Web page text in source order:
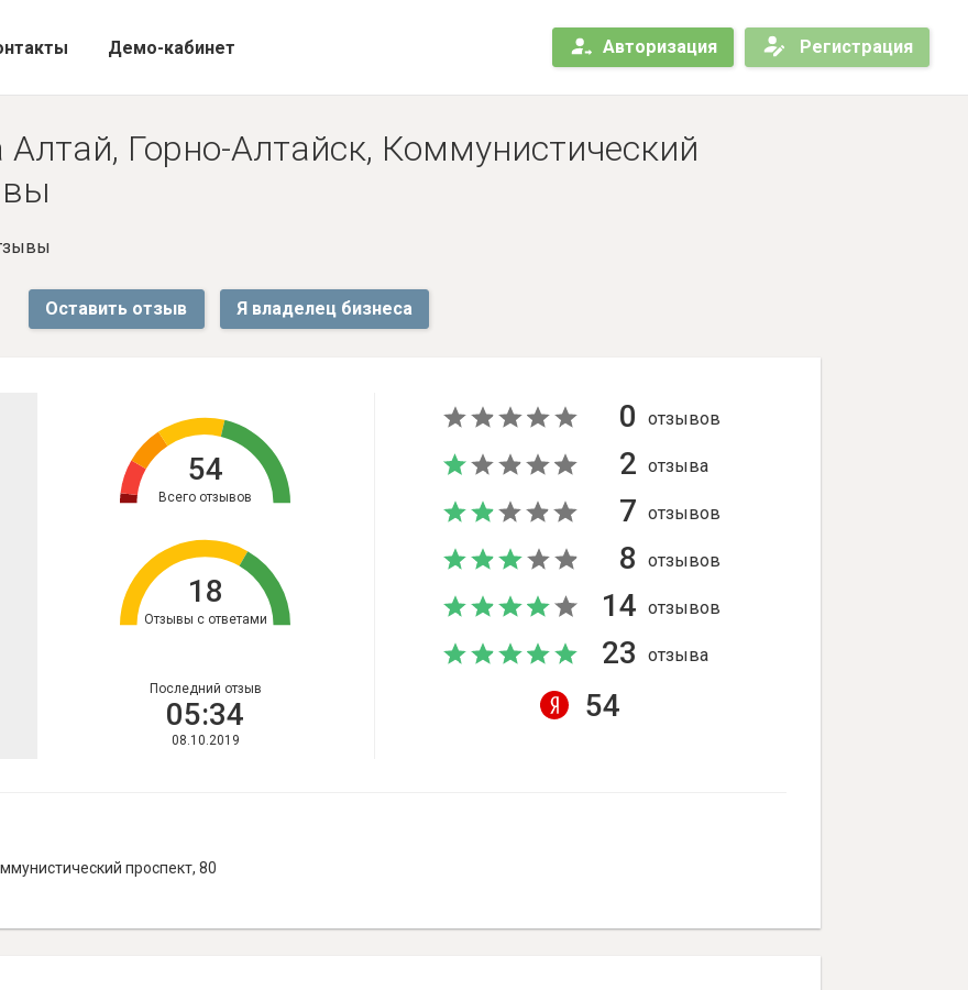
Демо-кабинет Авторизация Регистрация
Горно-Алтайск, Коммунистический
Оставить отзыв Я владелец бизнеса
Всего отзывов
54
Отзывы с ответами
18
Последний отзыв
05:34
08.10.2019
0 отзывов
2 отзыва
7 отзывов
8 отзывов
14 отзывов
23 отзыва
54
проспект, 80